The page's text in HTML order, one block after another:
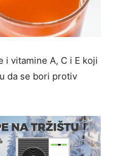
i vitamine A, C i E koji
da se bori protiv